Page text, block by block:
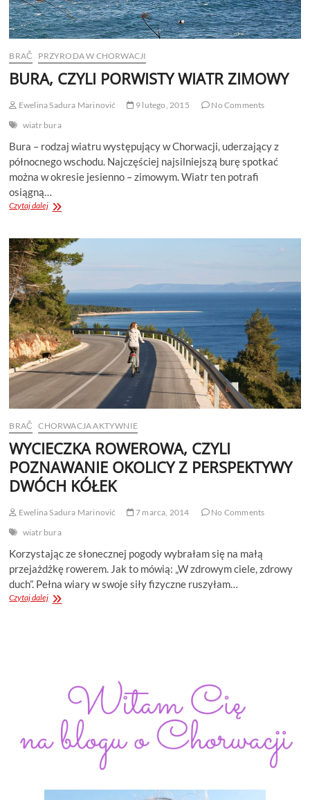
BRAČ PRZYRODA W CHORWACJI
BURA, CZYLI PORWISTY WIATR ZIMOWY
Ewelina Sadura Marinović 9 lutego, 2015
No Comments
wiatr bura
Bura – rodzaj wiatru występujący w Chorwacji, uderzający z
północnego wschodu. Najczęściej najsilniejszą burę spotkać
można w okresie jesienno – zimowym. Wiatr ten potrafi
osiągną…
Czytaj dalejBURA,
WIATR
ZIMOWY
BRAČ CHORWACJA AKTYWNIE
WYCIECZKA ROWEROWA, CZYLI
POZNAWANIE OKOLICY Z PERSPEKTYWY
DWÓCH KÓŁEK
Ewelina Sadura Marinović 7 marca, 2014
No Comments
wiatr bura
Korzystając ze słonecznej pogody wybrałam się na małą
przejażdżkę rowerem. Jak to mówią: „W zdrowym ciele, zdrowy
duch”. Pełna wiary w swoje siły fizyczne ruszyłam…
Czytaj dalejWYCIECZKA
DWÓCH
KÓŁEK